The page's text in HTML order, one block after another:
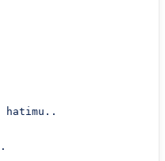
hatimu..